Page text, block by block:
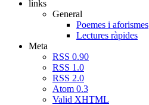
links
General
Poemes i aforismes
Lectures ràpides
Meta
RSS 0.90
RSS 1.0
RSS 2.0
Atom 0.3
Valid XHTML